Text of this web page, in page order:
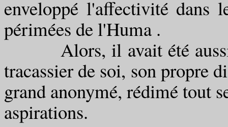
enveloppé l'affectivité dans
périmées de l'Huma .
Alors, il avait été aussi
tracassier de soi, son propre
grand anonymé, rédimé tout
aspirations.